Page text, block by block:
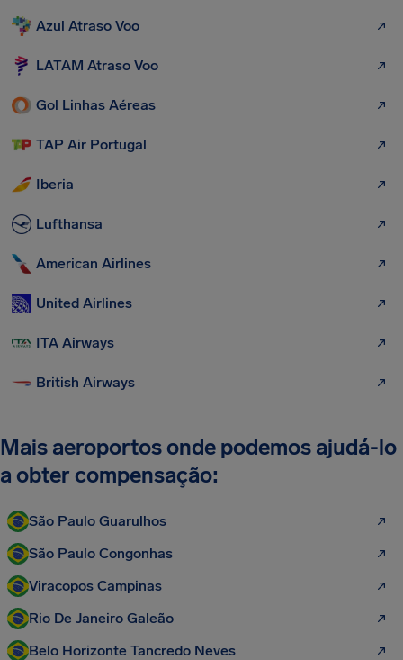
Azul Atraso Voo
LATAM Atraso Voo
Gol Linhas Aéreas
TAP Air Portugal
Iberia
Lufthansa
American Airlines
United Airlines
ITA Airways
British Airways
Mais aeroportos onde podemos ajudá-lo
a obter compensação:
São Paulo Guarulhos
São Paulo Congonhas
Viracopos Campinas
Rio De Janeiro Galeão
Belo Horizonte Tancredo Neves